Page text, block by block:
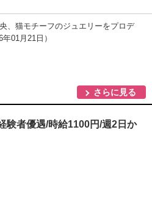
、猫モチーフのジュエリーをプロデ
01月21日）
さらに見る
験者優遇/時給1100円/週2日か